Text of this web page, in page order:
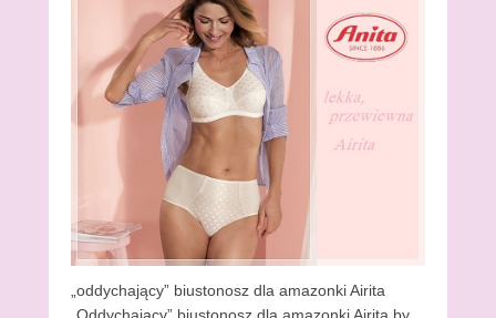
„oddychający” biustonosz dla amazonki Airita